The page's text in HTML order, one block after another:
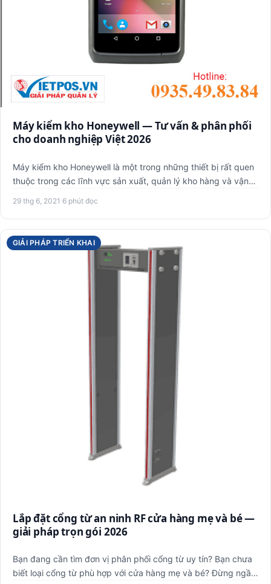
Máy kiểm kho Honeywell — Tư vấn & phân phối
cho doanh nghiệp Việt 2026
Máy kiểm kho Honeywell là một trong những thiết bị rất quen
thuộc trong các lĩnh vực sản xuất, quản lý kho hàng và vận
29 thg 6, 2021 ·6 phút đọc
GIẢI PHÁP TRIỂN KHAI
Lắp đặt cổng từ an ninh RF cửa hàng mẹ và bé —
giải pháp trọn gói 2026
Bạn đang cần tìm đơn vị phân phối cổng từ uy tín? Bạn chưa
biết loại cổng từ phù hợp với cửa hàng mẹ và bé? Đừng ngần